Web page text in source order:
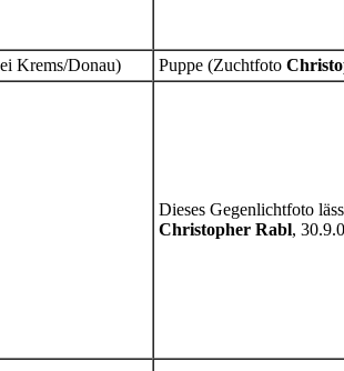
Krems/Donau) Puppe (Zuchtfoto
Dieses Gegenlichtfoto
Christopher Rabl,